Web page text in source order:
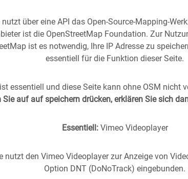
in die Gegenwart geholt -
(oder anders
Stuttgart im direkten Vergleich mit
nutzt über eine API das Open-Source-Mapping-
ist die OpenStreetMap Foundation. Zur
ist es notwendig, Ihre IP Adresse zu
essentiell für die Funktion dieser Seite.
essentiell und diese Seite kann ohne OSM nicht
Sie auf auf speichern drücken, erklären Sie sich
Essentiell:Vimeo Videoplayer
nutzt den Vimeo Videoplayer zur Anzeige von
Option DNT (DoNoTrack) eingebunden.